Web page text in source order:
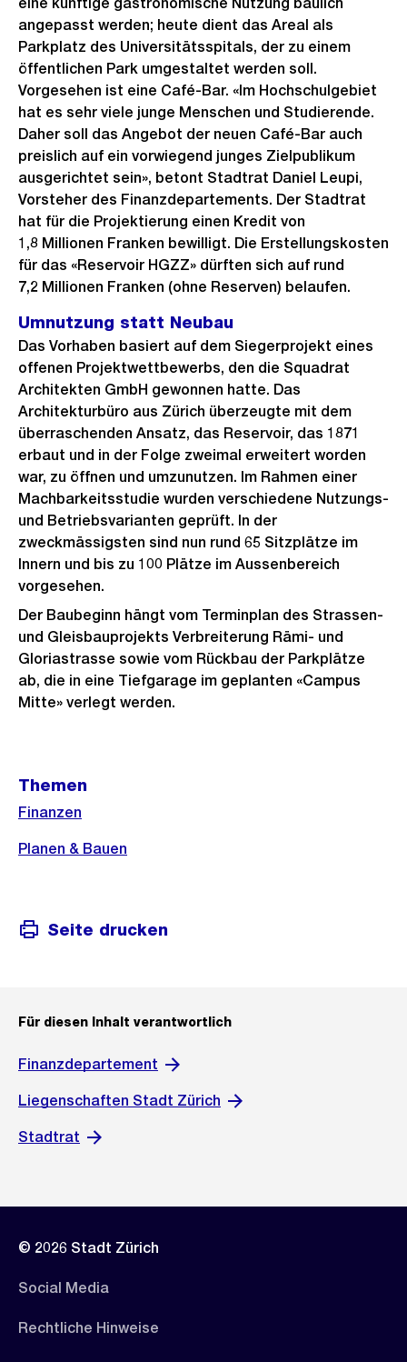
angepasst werden; heute dient das Areal als
Parkplatz des Universitätsspitals, der zu einem
öffentlichen Park umgestaltet werden soll.
Vorgesehen ist eine Café-Bar. «Im Hochschulgebiet
hat es sehr viele junge Menschen und Studierende.
Daher soll das Angebot der neuen Café-Bar auch
preislich auf ein vorwiegend junges Zielpublikum
ausgerichtet sein», betont Stadtrat Daniel Leupi,
Vorsteher des Finanzdepartements. Der Stadtrat
hat für die Projektierung einen Kredit von
1,8 Millionen Franken bewilligt. Die Erstellungskosten
für das «Reservoir HGZZ» dürften sich auf rund
7,2 Millionen Franken (ohne Reserven) belaufen.
Umnutzung statt Neubau
Das Vorhaben basiert auf dem Siegerprojekt eines
offenen Projektwettbewerbs, den die Squadrat
Architekten GmbH gewonnen hatte. Das
Architekturbüro aus Zürich überzeugte mit dem
überraschenden Ansatz, das Reservoir, das 1871
erbaut und in der Folge zweimal erweitert worden
war, zu öffnen und umzunutzen. Im Rahmen einer
Machbarkeitsstudie wurden verschiedene Nutzungs-
und Betriebsvarianten geprüft. In der
zweckmässigsten sind nun rund 65 Sitzplätze im
Innern und bis zu 100 Plätze im Aussenbereich
vorgesehen.
Der Baubeginn hängt vom Terminplan des Strassen-
und Gleisbauprojekts Verbreiterung Rämi- und
Gloriastrasse sowie vom Rückbau der Parkplätze
ab, die in eine Tiefgarage im geplanten «Campus
Mitte» verlegt werden.
Informationen
Themen
Finanzen
Planen & Bauen
Seite drucken
Für diesen Inhalt verantwortlich
Finanzdepartement
Liegenschaften Stadt Zürich
Stadtrat
© 2026 Stadt Zürich
Social Media
Rechtliche Hinweise